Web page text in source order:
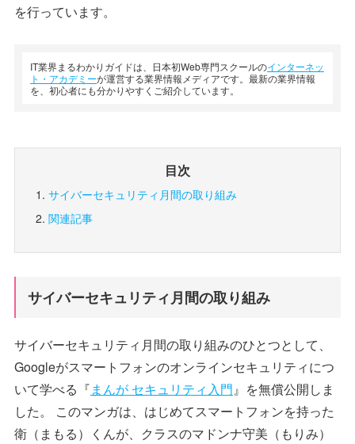
を行っています。
IT業界まるわかりガイドは、日本初Web専門スクールのインターネッ
ト・アカデミーが運営する業界情報メディアです。最新の業界情報
を、初心者にも分かりやすくご紹介しています。
目次
サイバーセキュリティ月間の取り組み
関連記事
サイバーセキュリティ月間の取り組み
サイバーセキュリティ月間の取り組みのひとつとして、
Googleがスマートフォンのオンラインセキュリティにつ
いて学べる『まんが セキュリティ入門』を無償公開しま
した。 このマンガは、はじめてスマートフォンを持った
衛（まもる）くんが、クラスのマドンナ守美（もりみ）